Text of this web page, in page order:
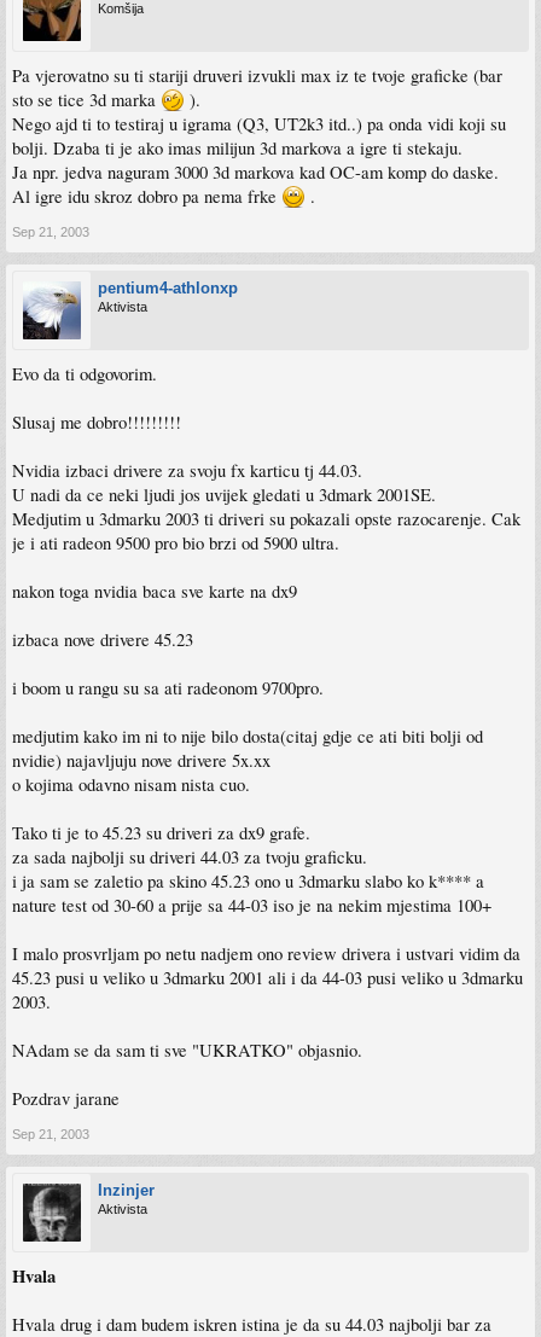
Komšija
Pa vjerovatno su ti stariji druveri izvukli max iz te tvoje graficke (bar
sto se tice 3d marka
).
Nego ajd ti to testiraj u igrama (Q3, UT2k3 itd..) pa onda vidi koji su
bolji. Dzaba ti je ako imas milijun 3d markova a igre ti stekaju.
Ja npr. jedva naguram 3000 3d markova kad OC-am komp do daske.
Al igre idu skroz dobro pa nema frke
.
Sep 21, 2003
pentium4-athlonxp
Aktivista
Evo da ti odgovorim.
Slusaj me dobro!!!!!!!!!
Nvidia izbaci drivere za svoju fx karticu tj 44.03.
U nadi da ce neki ljudi jos uvijek gledati u 3dmark 2001SE.
Medjutim u 3dmarku 2003 ti driveri su pokazali opste razocarenje. Cak
je i ati radeon 9500 pro bio brzi od 5900 ultra.
nakon toga nvidia baca sve karte na dx9
izbaca nove drivere 45.23
i boom u rangu su sa ati radeonom 9700pro.
medjutim kako im ni to nije bilo dosta(citaj gdje ce ati biti bolji od
nvidie) najavljuju nove drivere 5x.xx
o kojima odavno nisam nista cuo.
Tako ti je to 45.23 su driveri za dx9 grafe.
za sada najbolji su driveri 44.03 za tvoju graficku.
i ja sam se zaletio pa skino 45.23 ono u 3dmarku slabo ko k**** a
nature test od 30-60 a prije sa 44-03 iso je na nekim mjestima 100+
I malo prosvrljam po netu nadjem ono review drivera i ustvari vidim da
45.23 pusi u veliko u 3dmarku 2001 ali i da 44-03 pusi veliko u 3dmarku
2003.
NAdam se da sam ti sve "UKRATKO" objasnio.
Pozdrav jarane
Sep 21, 2003
Inzinjer
Aktivista
Hvala
Hvala drug i dam budem iskren istina je da su 44.03 najbolji bar za